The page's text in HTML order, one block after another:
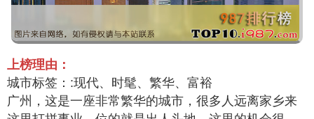
上榜理由：
城市标签：:现代、时髦、繁华、富裕
广州，这是一座非常繁华的城市，很多人远离家乡来